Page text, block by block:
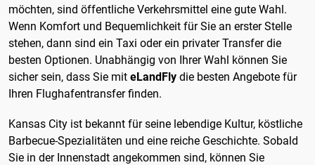
möchten, sind öffentliche Verkehrsmittel eine gute Wahl.
Wenn Komfort und Bequemlichkeit für Sie an erster Stelle
stehen, dann sind ein Taxi oder ein privater Transfer die
besten Optionen. Unabhängig von Ihrer Wahl können Sie
sicher sein, dass Sie mit eLandFly die besten Angebote für
Ihren Flughafentransfer finden.
Kansas City ist bekannt für seine lebendige Kultur, köstliche
Barbecue-Spezialitäten und eine reiche Geschichte. Sobald
Sie in der Innenstadt angekommen sind, können Sie